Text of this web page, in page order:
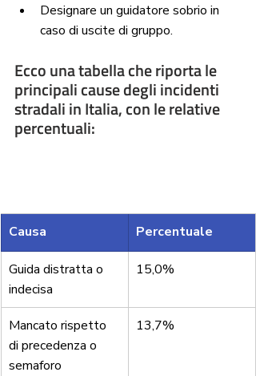
Designare un guidatore sobrio in
caso di uscite di gruppo.
Ecco una tabella che riporta le
principali cause degli incidenti
stradali in Italia, con le relative
percentuali:
Causa Percentuale
Guida distratta o
indecisa
15,0%
Mancato rispetto
di precedenza o
semaforo
13,7%